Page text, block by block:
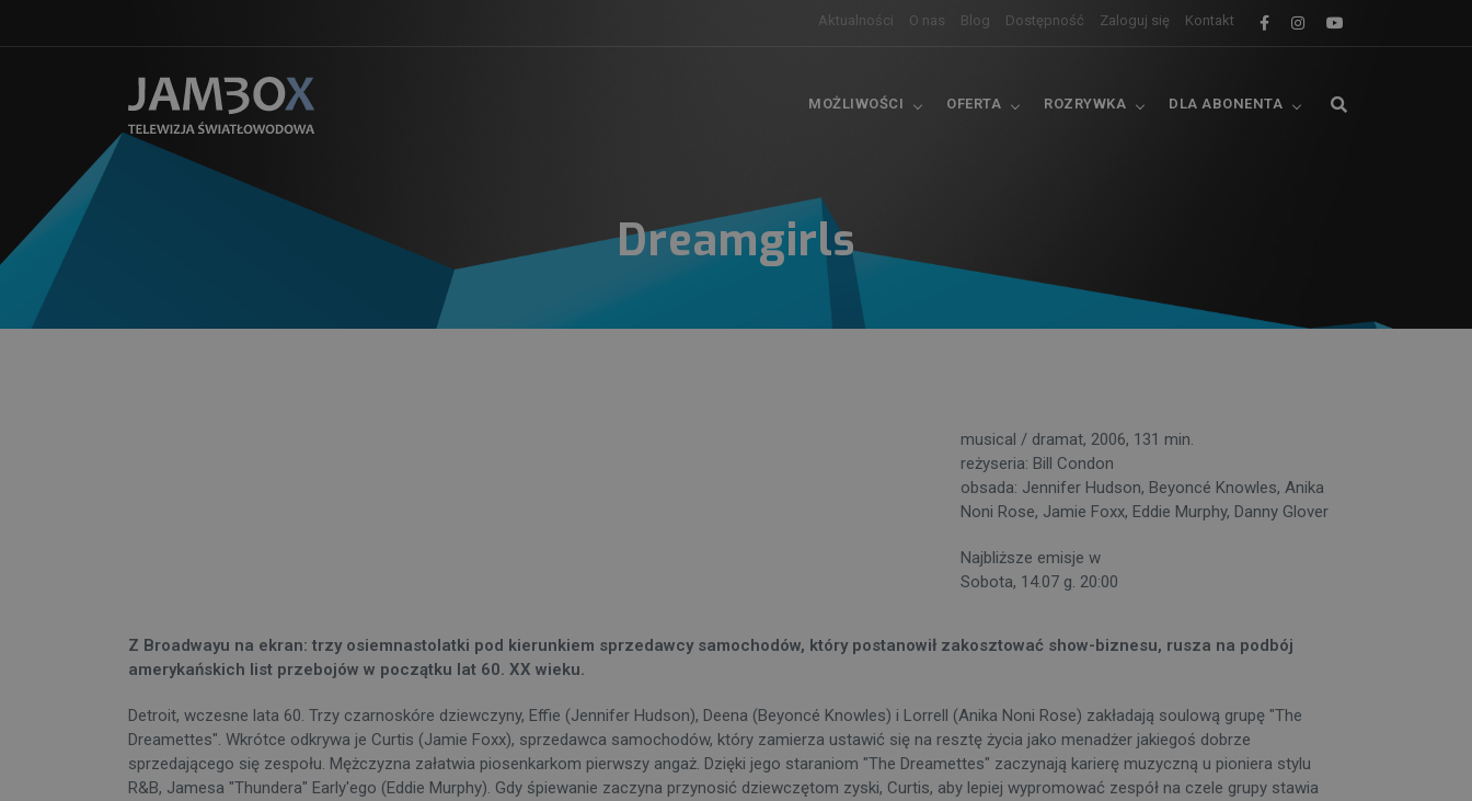
Aktualności O nas Blog Dostępność Zaloguj się Kontakt
MOŻLIWOŚCI OFERTA ROZRYWKA DLA ABONENTA
Dreamgirls
musical / dramat, 2006, 131 min.
reżyseria: Bill Condon
obsada: Jennifer Hudson, Beyoncé Knowles, Anika
Noni Rose, Jamie Foxx, Eddie Murphy, Danny Glover
Najbliższe emisje w
Sobota, 14.07 g. 20:00
Z Broadwayu na ekran: trzy osiemnastolatki pod kierunkiem sprzedawcy samochodów, który postanowił zakosztować show-biznesu, rusza na podbój
amerykańskich list przebojów w początku lat 60. XX wieku.
Detroit, wczesne lata 60. Trzy czarnoskóre dziewczyny, Effie (Jennifer Hudson), Deena (Beyoncé Knowles) i Lorrell (Anika Noni Rose) zakładają soulową grupę "The
Dreamettes". Wkrótce odkrywa je Curtis (Jamie Foxx), sprzedawca samochodów, który zamierza ustawić się na resztę życia jako menadżer jakiegoś dobrze
sprzedającego się zespołu. Mężczyzna załatwia piosenkarkom pierwszy angaż. Dzięki jego staraniom "The Dreamettes" zaczynają karierę muzyczną u pioniera stylu
R&B, Jamesa "Thundera" Early'ego (Eddie Murphy). Gdy śpiewanie zaczyna przynosić dziewczętom zyski, Curtis, aby lepiej wypromować zespół na czele grupy stawia